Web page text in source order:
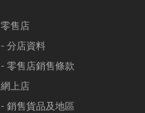
零售店
- 分店資料
- 零售店銷售條款
網上店
- 銷售貨品及地區